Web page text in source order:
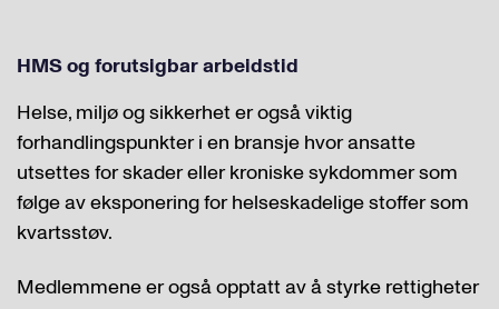
HMS og forutsigbar arbeidstid
Helse, miljø og sikkerhet er også viktig
forhandlingspunkter i en bransje hvor ansatte
utsettes for skader eller kroniske sykdommer som
følge av eksponering for helseskadelige stoffer som
kvartsstøv.
Medlemmene er også opptatt av å styrke rettigheter